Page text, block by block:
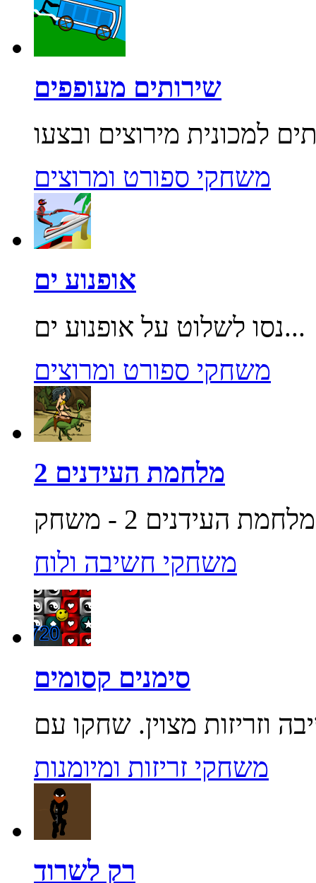
שירותים מעופפים
משחקי ספורט ומרוצים
אופנוע ים
נסו לשלוט על אופנוע ים...
משחקי ספורט ומרוצים
מלחמת העידנים 2
משחקי חשיבה ולוח
סימנים קסומים
משחקי זריזות ומיומנות
רק לשרוד